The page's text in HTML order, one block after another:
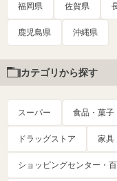
福岡県 佐賀県
鹿児島県 沖縄県
カテゴリから探す
スーパー 食品・菓子
ドラッグストア 家具
ショッピングセンター・